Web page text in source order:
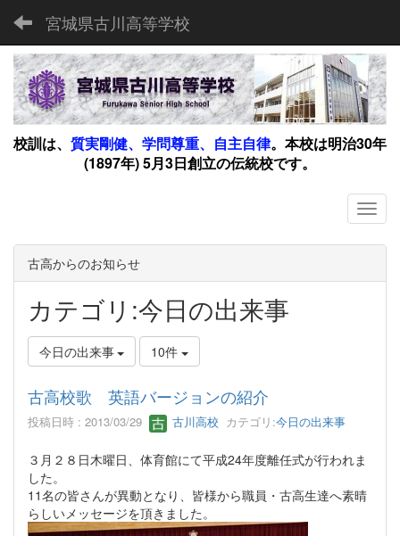
宮城県古川高等学校
校訓は、 質実剛健、学問尊重、自主自律。 本校は明治30年
(1897年) 5月3日創立の伝統校です。
古高からのお知らせ
カテゴリ:今日の出来事
今日の出来事 10件
古高校歌 英語バージョンの紹介
投稿日時 : 2013/03/29 古川高校 カテゴリ:今日の出来事
３月２８日木曜日、体育館にて平成24年度離任式が行われま
した。
11名の皆さんが異動となり、皆様から職員・古高生達へ素晴
らしいメッセージを頂きました。